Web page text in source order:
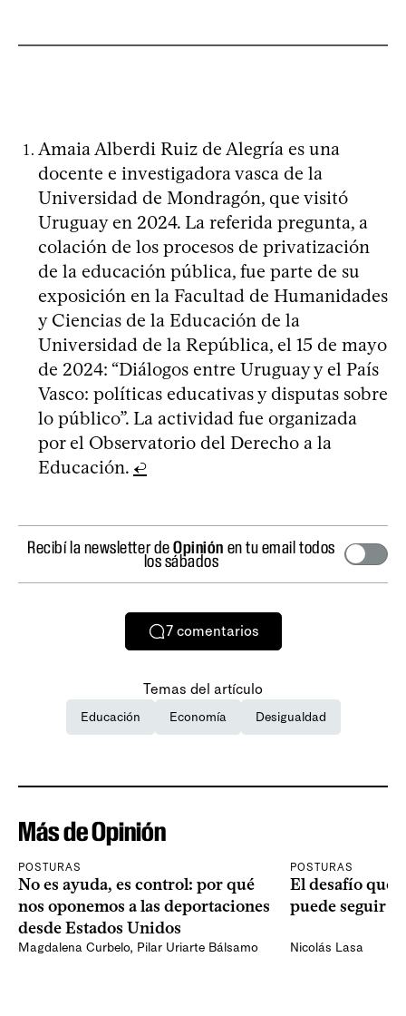
Amaia Alberdi Ruiz de Alegría es una
docente e investigadora vasca de la
Universidad de Mondragón, que visitó
Uruguay en 2024. La referida pregunta, a
colación de los procesos de privatización
de la educación pública, fue parte de su
exposición en la Facultad de Humanidades
y Ciencias de la Educación de la
Universidad de la República, el 15 de mayo
de 2024: “Diálogos entre Uruguay y el País
Vasco: políticas educativas y disputas sobre
lo público”. La actividad fue organizada
por el Observatorio del Derecho a la
Educación. ↩
Recibí la newsletter deOpinión en tu email todos
los sábados
7 comentarios
Temas del artículo
Educación Economía Desigualdad
Más de Opinión
POSTURAS
No es ayuda, es control: por qué
nos oponemos a las deportaciones
desde Estados Unidos
Magdalena Curbelo, Pilar Uriarte Bálsamo
POSTURAS
El desafío que
puede seguir
Nicolás Lasa